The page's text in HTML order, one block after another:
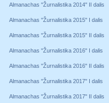
Almanachas "Žurnalistika 2014" II dalis
Almanachas "Žurnalistika 2015" I dalis
Almanachas "Žurnalistika 2015" II dalis
Almanachas "Žurnalistika 2016" I dalis
Almanachas "Žurnalistika 2016" II dalis
Almanachas "Žurnalistika 2017" I dalis
Almanachas "Žurnalistika 2017" II dalis